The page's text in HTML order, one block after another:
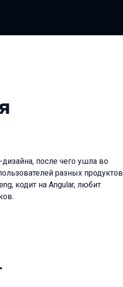
после чего ушла во
разных продуктов
кодит на Angular, любит